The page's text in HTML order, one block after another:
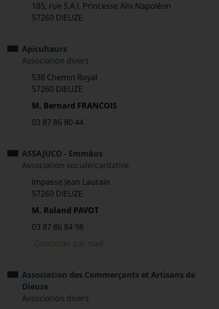
185, rue S.A.I. Princesse Alix Napoléon
57260 DIEUZE
Apiculteurs
Association divers
538 Chemin Royal
57260 DIEUZE
M. Bernard FRANCOIS
03 87 86 80 44
ASSAJUCO - Emmäus
Association sociale/caritative
Impasse Jean Laurain
57260 DIEUZE
M. Roland PAVOT
03 87 86 84 98
Contacter par mail
Association des Commerçants et Artisans de
Dieuze
Association divers